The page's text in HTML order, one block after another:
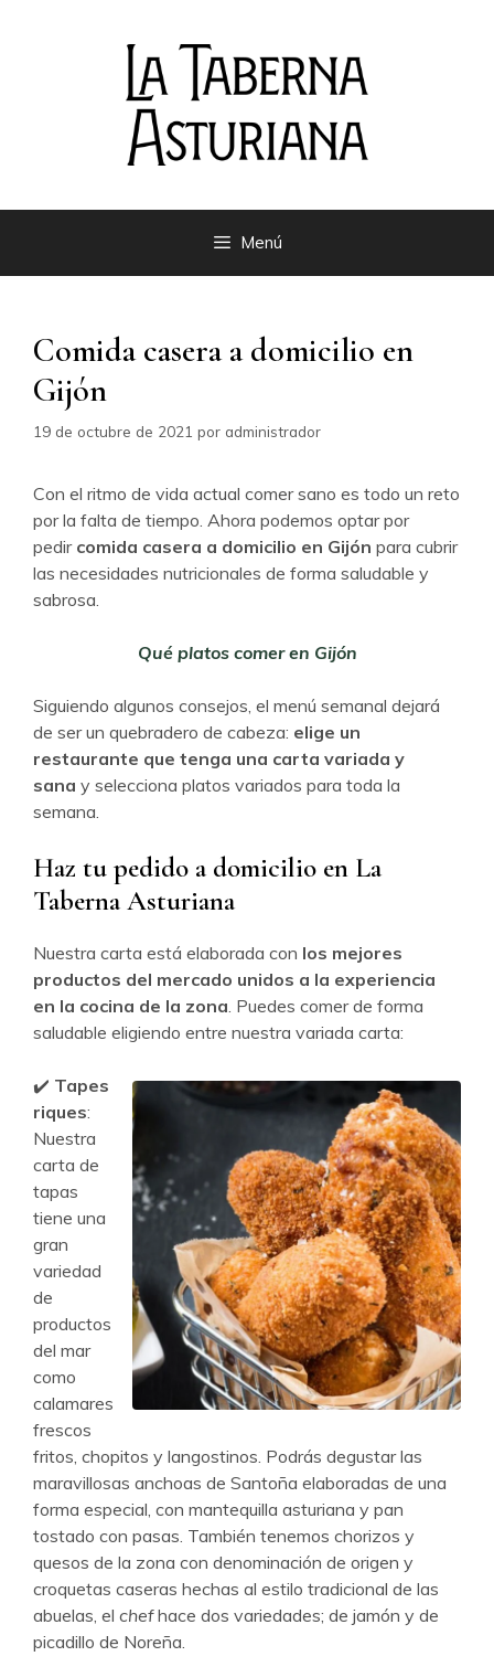
Menú
Comida casera a domicilio en
Gijón
19 de octubre de 2021 por administrador
Con el ritmo de vida actual comer sano es todo un reto
por la falta de tiempo. Ahora podemos optar por
pedir comida casera a domicilio en Gijón para cubrir
las necesidades nutricionales de forma saludable y
sabrosa.
Qué platos comer en Gijón
Siguiendo algunos consejos, el menú semanal dejará
de ser un quebradero de cabeza: elige un
restaurante que tenga una carta variada y
sana y selecciona platos variados para toda la
semana.
Haz tu pedido a domicilio en La
Taberna Asturiana
Nuestra carta está elaborada con los mejores
productos del mercado unidos a la experiencia
en la cocina de la zona. Puedes comer de forma
saludable eligiendo entre nuestra variada carta:
✔️ Tapes
riques:
Nuestra
carta de
tapas
tiene una
gran
variedad
de
productos
del mar
como
calamares
frescos
fritos, chopitos y langostinos. Podrás degustar las
maravillosas anchoas de Santoña elaboradas de una
forma especial, con mantequilla asturiana y pan
tostado con pasas. También tenemos chorizos y
quesos de la zona con denominación de origen y
croquetas caseras hechas al estilo tradicional de las
abuelas, el chefhace dos variedades; de jamón y de
picadillo de Noreña.